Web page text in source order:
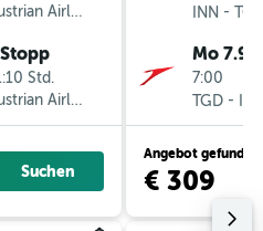
Airlines
Std.
Airlines
Suchen
INN -
Mo 7.9.
7:00
TGD -
Angebot gefunden
€ 309